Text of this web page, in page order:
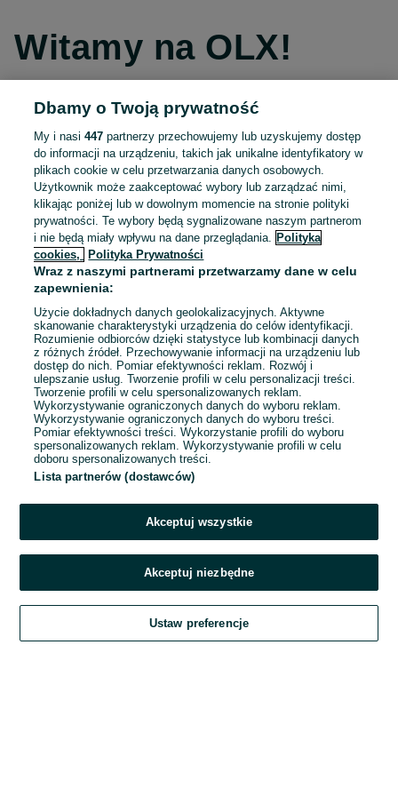
Witamy na OLX!
Kontynuuj przez Facebooka
Kontynuuj przez konto Apple
Kontynuuj przez konto Google
LUB
E-mail
Hasło
Zaloguj się
Kontynuując za pośrednictwem jednego z dostawców wskazanych powyżej,
OLX.pl w jego aktualnym brzmieniu.
Dbamy o Twoją prywatność
My i nasi447 partnerzy przechowujemy lub uzyskujemy dostęp
do informacji na urządzeniu, takich jak unikalne identyfikatory w
plikach cookie w celu przetwarzania danych osobowych.
Użytkownik może zaakceptować wybory lub zarządzać nimi,
klikając poniżej lub w dowolnym momencie na stronie polityki
prywatności. Te wybory będą sygnalizowane naszym partnerom
i nie będą miały wpływu na dane przeglądania.
Polityka
cookies,
Polityka Prywatności
Wraz z naszymi partnerami przetwarzamy dane w celu
zapewnienia:
Użycie dokładnych danych geolokalizacyjnych. Aktywne
skanowanie charakterystyki urządzenia do celów identyfikacji.
Rozumienie odbiorców dzięki statystyce lub kombinacji danych
z różnych źródeł. Przechowywanie informacji na urządzeniu lub
dostęp do nich. Pomiar efektywności reklam. Rozwój i
ulepszanie usług. Tworzenie profili w celu personalizacji treści.
Tworzenie profili w celu spersonalizowanych reklam.
Wykorzystywanie ograniczonych danych do wyboru reklam.
Wykorzystywanie ograniczonych danych do wyboru treści.
Pomiar efektywności treści. Wykorzystanie profili do wyboru
spersonalizowanych reklam. Wykorzystywanie profili w celu
doboru spersonalizowanych treści.
Lista partnerów (dostawców)
Akceptuj wszystkie
Akceptuj niezbędne
Ustaw preferencje